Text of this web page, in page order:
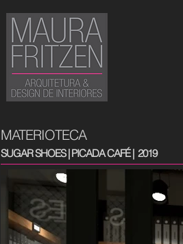
MATERIOTECA
SUGAR SHOES | PICADA CAFÉ | 2019